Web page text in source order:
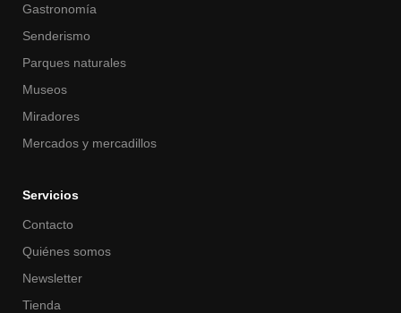
Gastronomía
Senderismo
Parques naturales
Museos
Miradores
Mercados y mercadillos
Servicios
Contacto
Quiénes somos
Newsletter
Tienda